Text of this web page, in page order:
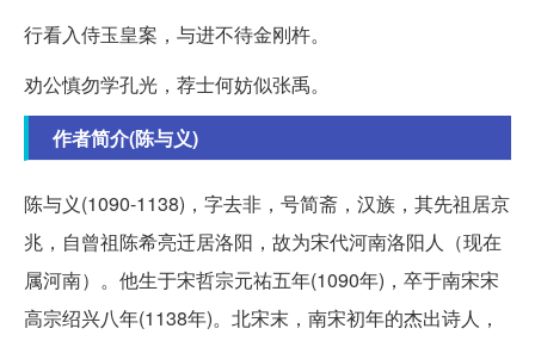
行看入侍玉皇案，与进不待金刚杵。
劝公慎勿学孔光，荐士何妨似张禹。
作者简介(陈与义)
陈与义(1090-1138)，字去非，号简斋，汉族，其先祖居京
兆，自曾祖陈希亮迁居洛阳，故为宋代河南洛阳人（现在
属河南）。他生于宋哲宗元祐五年(1090年)，卒于南宋宋
高宗绍兴八年(1138年)。北宋末，南宋初年的杰出诗人，